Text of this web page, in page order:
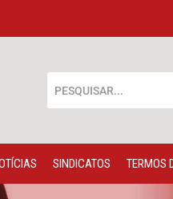
SINDICATOS TERMOS